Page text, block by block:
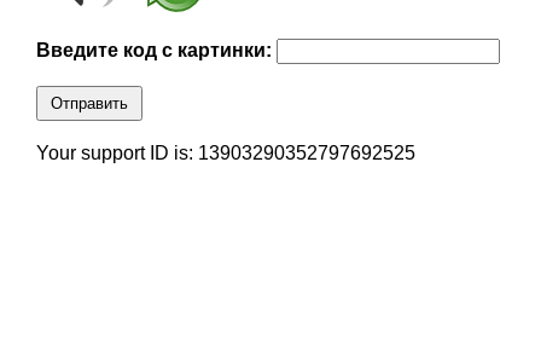
Введите код с картинки:
Отправить
Your support ID is: 13903290352797692525